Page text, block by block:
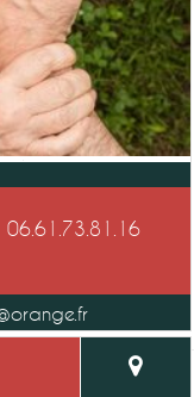
06.61.73.81.16